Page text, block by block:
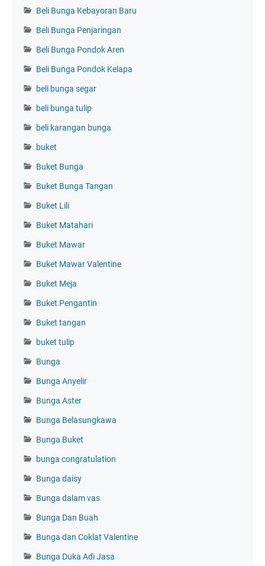
Beli Bunga Kebayoran Baru
Beli Bunga Penjaringan
Beli Bunga Pondok Aren
Beli Bunga Pondok Kelapa
beli bunga segar
beli bunga tulip
beli karangan bunga
buket
Buket Bunga
Buket Bunga Tangan
Buket Lili
Buket Matahari
Buket Mawar
Buket Mawar Valentine
Buket Meja
Buket Pengantin
Buket tangan
buket tulip
Bunga
Bunga Anyelir
Bunga Aster
Bunga Belasungkawa
Bunga Buket
bunga congratulation
Bunga daisy
Bunga dalam vas
Bunga Dan Buah
Bunga dan Coklat Valentine
Bunga Duka Adi Jasa